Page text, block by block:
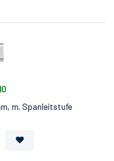
m. Spanleitstufe